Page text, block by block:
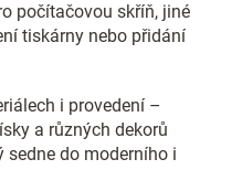
počítačovou skříň, jiné
tiskárny nebo přidání
i provedení –
a různých dekorů
sedne do moderního i